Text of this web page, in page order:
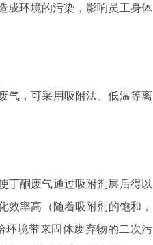
成环境的污染，影响员工身体
气，可采用吸附法、低温等离
丁酮废气通过吸附剂层后得以
效率高（随着吸附剂的饱和，
环境带来固体废弃物的二次污